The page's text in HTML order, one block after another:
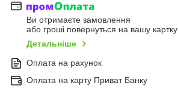
Ви отримаєте замовлення
або гроші повернуться на вашу картку
Детальніше
Оплата на рахунок
Оплата на карту Приват Банку